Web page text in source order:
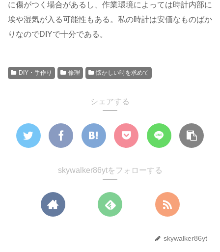
に傷がつく場合があるし、作業環境によっては時計内部に
埃や湿気が入る可能性もある。私の時計は安価なものばか
りなのでDIYで十分である。
DIY・手作り 修理 懐かしい時を求めて
シェアする
skywalker86ytをフォローする
skywalker86yt